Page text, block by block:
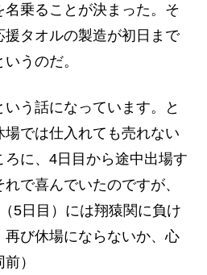
乗ることが決まった。そ
援タオルの製造が初日まで
うのだ。
いう話になっています。と
では仕入れても売れない
に、4日目から途中出場す
で喜んでいたのですが、
5日目）には翔猿関に負け
再び休場にならないか、心
）